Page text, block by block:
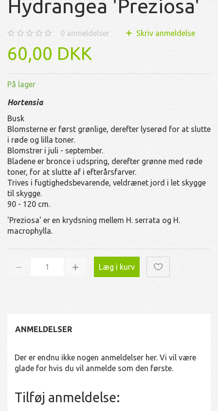
Hydrangea 'Preziosa'
0 anmeldelser Skriv anmeldelse
60,00 DKK
På lager
Hortensia
Busk
Blomsterne er først grønlige, derefter lyserød for at slutte
i røde og lilla toner.
Blomstrer i juli - september.
Bladene er bronce i udspring, derefter grønne med røde
toner, for at slutte af i efterårsfarver.
Trives i fugtighedsbevarende, veldrænet jord i let skygge
til skygge.
90 - 120 cm.
'Preziosa' er en krydsning mellem H. serrata og H.
macrophylla.
Læg i kurv
ANMELDELSER
Der er endnu ikke nogen anmeldelser her. Vi vil være
glade for hvis du vil anmelde som den første.
Tilføj anmeldelse: